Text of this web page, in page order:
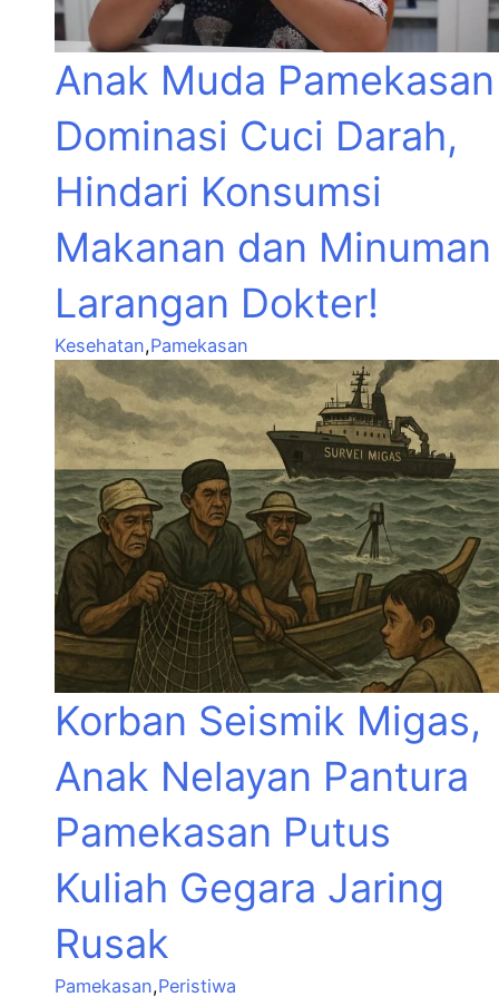
Anak Muda Pamekasan
Dominasi Cuci Darah,
Hindari Konsumsi
Makanan dan Minuman
Larangan Dokter!
Kesehatan,Pamekasan
Korban Seismik Migas,
Anak Nelayan Pantura
Pamekasan Putus
Kuliah Gegara Jaring
Rusak
Pamekasan,Peristiwa